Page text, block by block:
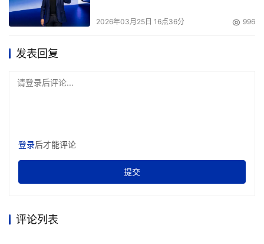
2026年03月25日 16点36分 996
发表回复
请登录后评论...
登录后才能评论
提交
评论列表